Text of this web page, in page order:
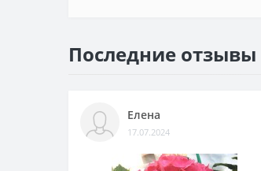
Последние отзывы
Елена
17.07.2024